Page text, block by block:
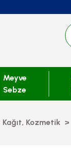
Meyve
Sebze
Kağıt, Kozmetik